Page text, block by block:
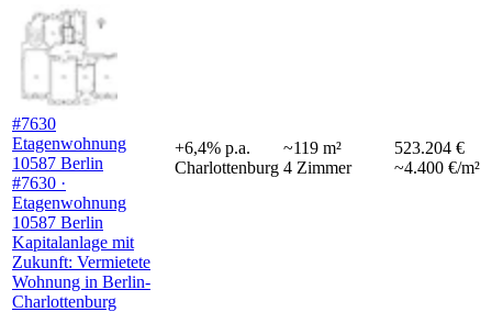
#7630
Etagenwohnung
10587 Berlin
#7630 ·
Etagenwohnung
10587 Berlin
Kapitalanlage mit
Zukunft: Vermietete
Wohnung in Berlin-
Charlottenburg
+6,4% p.a.
Charlottenburg
~119 m²
4 Zimmer
523.204 €
~4.400 €/m²